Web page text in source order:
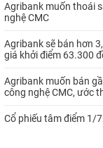
Agribank muốn thoái
nghệ CMC
Agribank sẽ bán hơn
giá khởi điểm 63.300
Agribank muốn bán
công nghệ CMC, ước
Cổ phiếu tâm điểm 1/